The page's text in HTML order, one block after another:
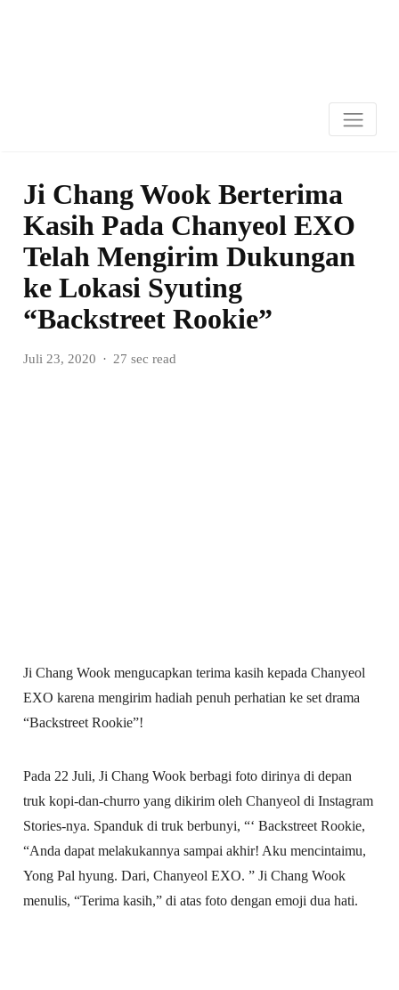
Ji Chang Wook Berterima
Kasih Pada Chanyeol EXO
Telah Mengirim Dukungan
ke Lokasi Syuting
“Backstreet Rookie”
Juli 23, 2020 27 sec read
Ji Chang Wook mengucapkan terima kasih kepada Chanyeol
EXO karena mengirim hadiah penuh perhatian ke set drama
“Backstreet Rookie”!
Pada 22 Juli, Ji Chang Wook berbagi foto dirinya di depan
truk kopi-dan-churro yang dikirim oleh Chanyeol di Instagram
Stories-nya. Spanduk di truk berbunyi, “‘ Backstreet Rookie,
“Anda dapat melakukannya sampai akhir! Aku mencintaimu,
Yong Pal hyung. Dari, Chanyeol EXO. ” Ji Chang Wook
menulis, “Terima kasih,” di atas foto dengan emoji dua hati.